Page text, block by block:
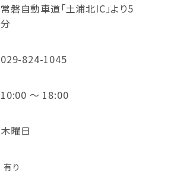
常磐自動車道「土浦北IC」より5
分
029-824-1045
10:00 ～ 18:00
木曜日
有り